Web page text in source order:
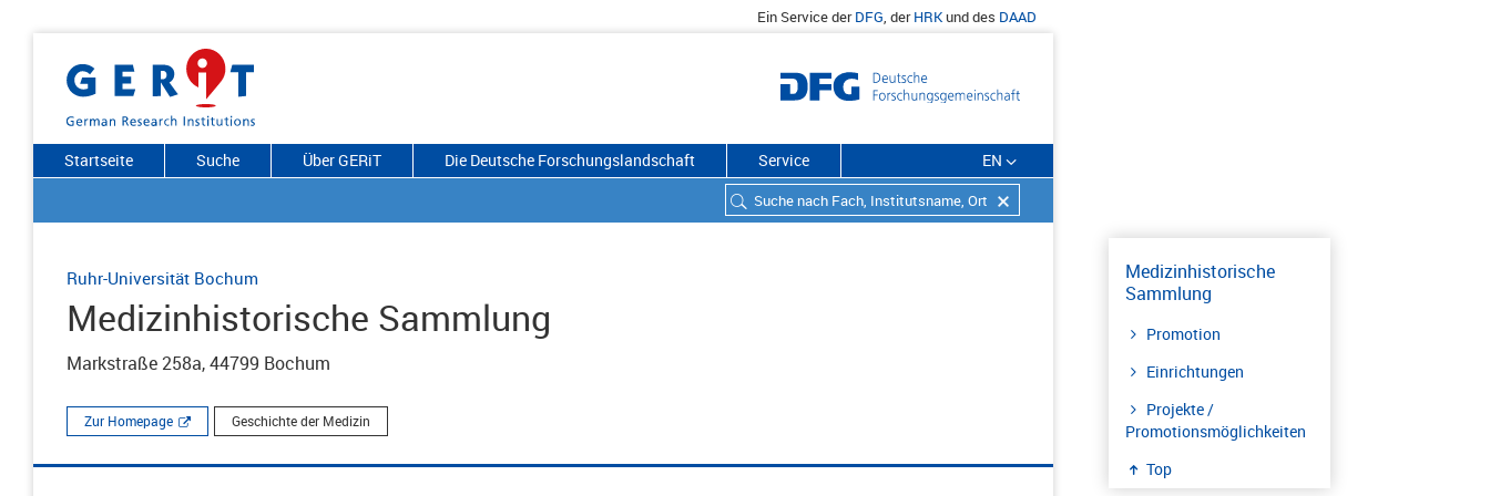
Ein Service derDFG, derHRKund des DAAD
Startseite Suche Über GERiT Die Deutsche Forschungslandschaft Service EN
Medizinhistorische
Sammlung
Promotion
Einrichtungen
Projekte /
Promotionsmöglichkeiten
Top
Ruhr-Universität Bochum
Medizinhistorische Sammlung
Markstraße 258a, 44799 Bochum
Zur Homepage Geschichte der Medizin